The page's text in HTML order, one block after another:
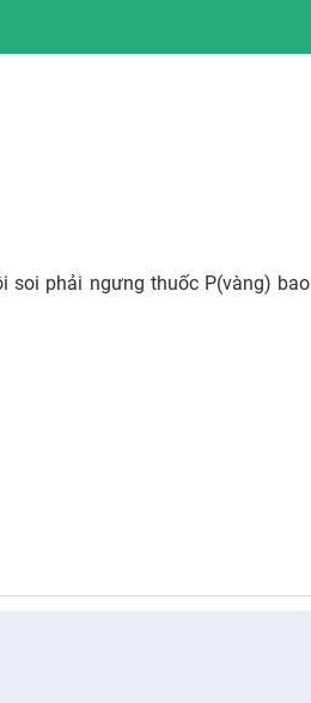
soi phải ngưng thuốc P(vàng) bao